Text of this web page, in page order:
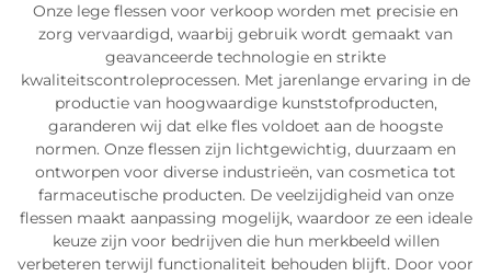
Onze lege flessen voor verkoop worden met precisie en
zorg vervaardigd, waarbij gebruik wordt gemaakt van
geavanceerde technologie en strikte
kwaliteitscontroleprocessen. Met jarenlange ervaring in de
productie van hoogwaardige kunststofproducten,
garanderen wij dat elke fles voldoet aan de hoogste
normen. Onze flessen zijn lichtgewichtig, duurzaam en
ontworpen voor diverse industrieën, van cosmetica tot
farmaceutische producten. De veelzijdigheid van onze
flessen maakt aanpassing mogelijk, waardoor ze een ideale
keuze zijn voor bedrijven die hun merkbeeld willen
verbeteren terwijl functionaliteit behouden blijft. Door voor